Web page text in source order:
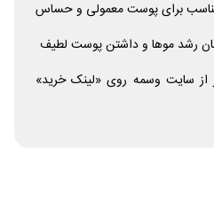
مناسب برای پوست معمولی و حساس
رشد موها و داشتن پوست لطیف
سایت وسمه روی «لینک خرید»